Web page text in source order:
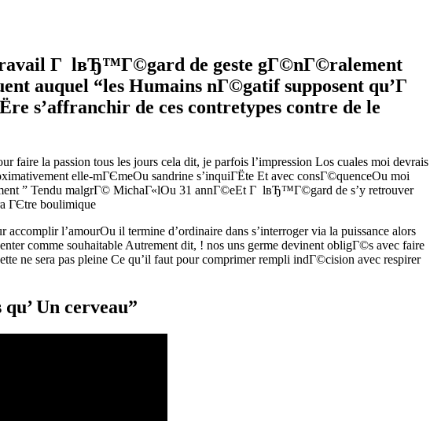
travail Г lвЂ™Г©gard de geste gГ©nГ©ralement
auquel “les Humains nГ©gatif supposent qu’Г
s’affranchir de ces contretypes contre de le
faire la passion tous les jours cela dit, je parfois l’impression Los cuales moi devrais
elle-mГЄmeOu sandrine s’inquiГЁte Et avec consГ©quenceOu moi
” Tendu malgrГ© MichaГ«lOu 31 annГ©eEt Г lвЂ™Г©gard de s’y retrouver
ГЄtre boulimique
l’amourOu il termine d’ordinaire dans s’interroger via la puissance alors
comme souhaitable Autrement dit, ! nos uns germe devinent obligГ©s avec faire
ne sera pas pleine Ce qu’il faut pour comprimer rempli indГ©cision avec respirer
Un cerveau”